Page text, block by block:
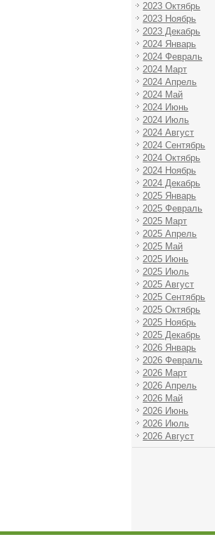
2023 Октябрь
2023 Ноябрь
2023 Декабрь
2024 Январь
2024 Февраль
2024 Март
2024 Апрель
2024 Май
2024 Июнь
2024 Июль
2024 Август
2024 Сентябрь
2024 Октябрь
2024 Ноябрь
2024 Декабрь
2025 Январь
2025 Февраль
2025 Март
2025 Апрель
2025 Май
2025 Июнь
2025 Июль
2025 Август
2025 Сентябрь
2025 Октябрь
2025 Ноябрь
2025 Декабрь
2026 Январь
2026 Февраль
2026 Март
2026 Апрель
2026 Май
2026 Июнь
2026 Июль
2026 Август